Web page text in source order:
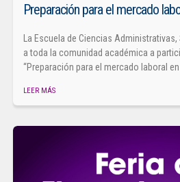
Preparación para el mercado
La Escuela de Ciencias
a toda la comunidad académica a
“Preparación para el mercado laboral
LEER MÁS